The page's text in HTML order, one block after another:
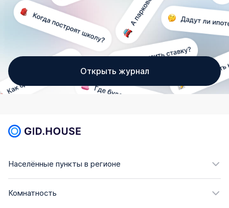
Открыть журнал
Населённые пункты в регионе
Комнатность